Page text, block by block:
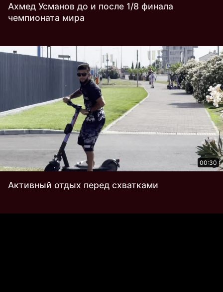
Ахмед Усманов до и после 1/8 финала
чемпионата мира
00:30
Активный отдых перед схватками